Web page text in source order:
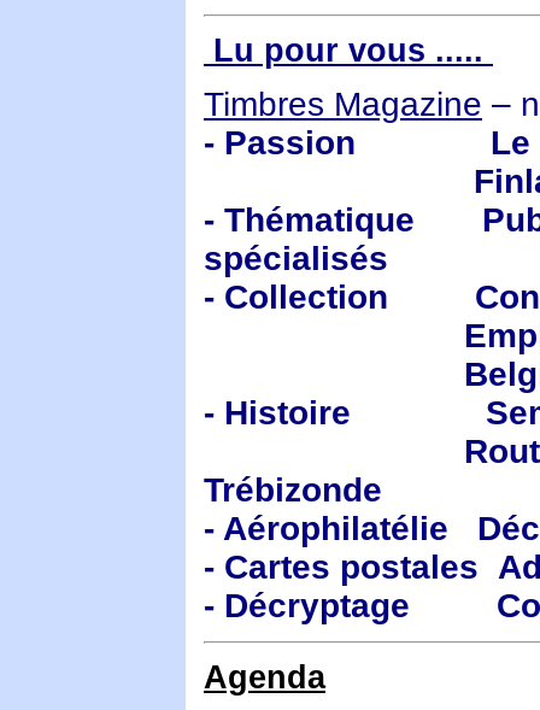
Lu pour vous .....
Timbres Magazine –
- Passion Le
Finlande,
- Thématique Pub
spécialisés
- Collection
Empire
Belgique,
- Histoire Semi-
Route du thé
Trébizonde
- Aérophilatélie
- Cartes postales
- Décryptage
Agenda